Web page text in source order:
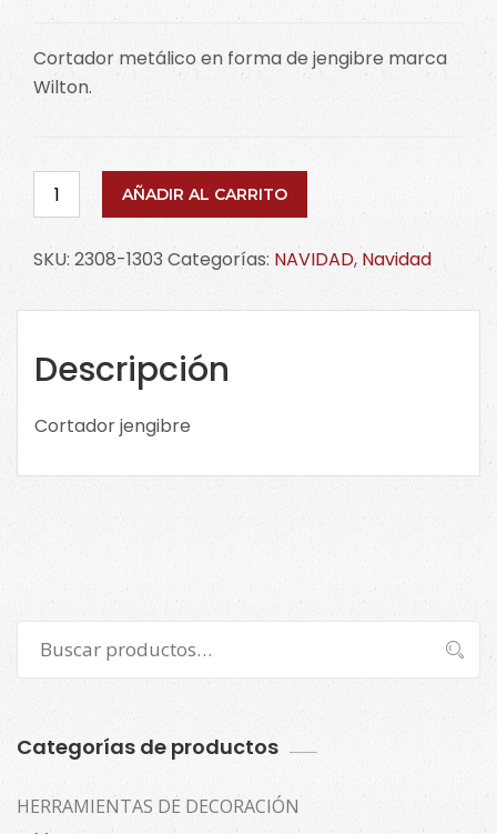
Cortador metálico en forma de jengibre marca
Wilton.
Cortador
jengibre
2308-
1303
AÑADIR AL CARRITO
SKU: 2308-1303 Categorías: NAVIDAD, Navidad
Descripción
Cortador jengibre
por:
Buscar
Categorías de productos
HERRAMIENTAS DE DECORACIÓN